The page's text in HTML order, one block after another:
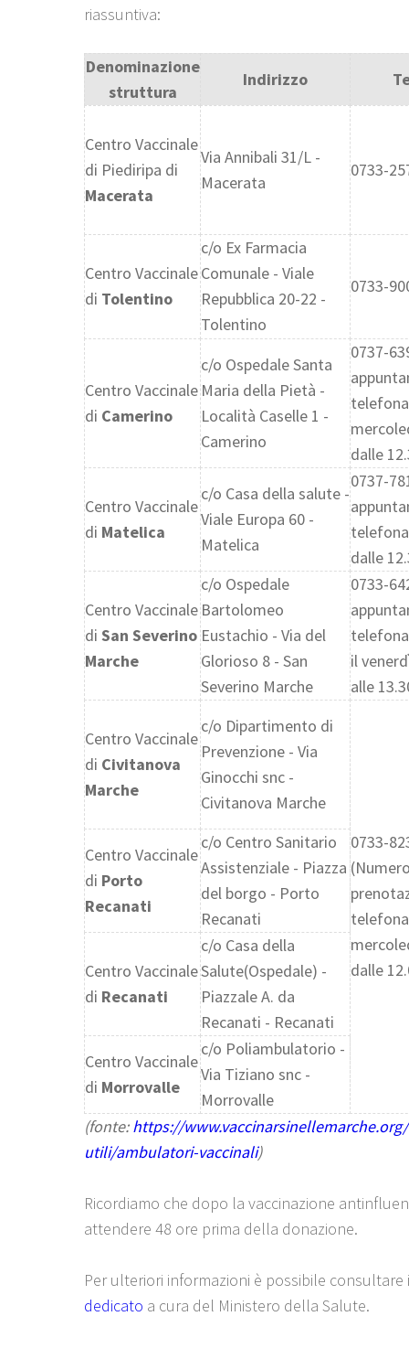
riassuntiva:
Denominazione
struttura
Indirizzo
Centro Vaccinale
di Piediripa di
Macerata
Via Annibali 31/L -
Macerata
0733-
Centro Vaccinale
di Tolentino
c/o Ex Farmacia
Comunale - Viale
Repubblica 20-22 -
Tolentino
0733-
Centro Vaccinale
di Camerino
c/o Ospedale Santa
Maria della Pietà -
Località Caselle 1 -
Camerino
0737-
dalle
Centro Vaccinale
di Matelica
c/o Casa della salute -
Viale Europa 60 -
Matelica
0737-
dalle
Centro Vaccinale
di San Severino
Marche
c/o Ospedale
Bartolomeo
Eustachio - Via del
Glorioso 8 - San
Severino Marche
0733-
il
alle
Centro Vaccinale
di Civitanova
Marche
c/o Dipartimento di
Prevenzione - Via
Ginocchi snc -
Civitanova Marche
0733-
dalle
Centro Vaccinale
di Porto
Recanati
c/o Centro Sanitario
Assistenziale - Piazza
del borgo - Porto
Recanati
Centro Vaccinale
di Recanati
c/o Casa della
Salute(Ospedale) -
Piazzale A. da
Recanati - Recanati
Centro Vaccinale
di Morrovalle
c/o Poliambulatorio -
Via Tiziano snc -
Morrovalle
(fonte:https://
utili/ambulatori-vaccinali)
Ricordiamo che dopo la vaccinazione
attendere 48 ore prima della donazione.
Per ulteriori informazioni è possibile
dedicato a cura del Ministero della Salute.